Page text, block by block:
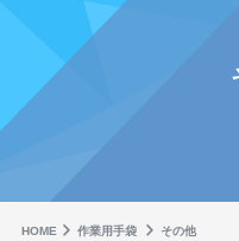
HOME 作業⽤⼿袋 その他